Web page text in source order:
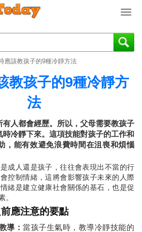
T
g
g
n
a
g
a
t
o
n
應該教孩子的9種冷靜方法
教孩子的9種冷靜方
法
有人都會經歷。所以，父母需要教孩子
冷靜下來。這項技能對孩子的工作和
，能有效避免浪費時間在沮喪和煩惱
成人還是孩子，往往會表現出不當的行
控制情緒，這將會影響孩子未來的人際
緒是建立健康社會關係的基石，也是促
。
應注意的要點
導： 當孩子生氣時，教導冷靜技能的